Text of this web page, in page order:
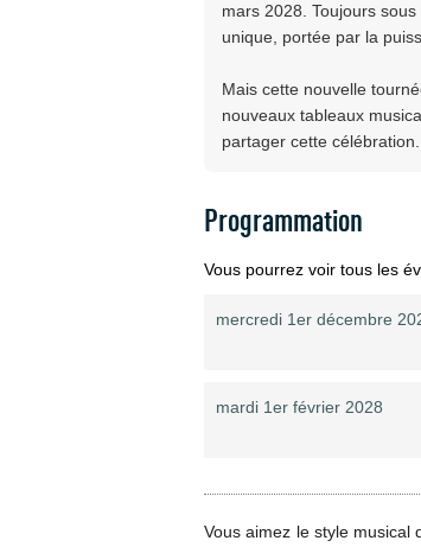
mars 2028. Toujours
unique, portée par la
Mais cette nouvelle
nouveaux tableaux
partager cette célébration.
Programmation
Vous pourrez voir tous les
mercredi 1er décembre
mardi 1er février 2028
Vous aimez le style musical